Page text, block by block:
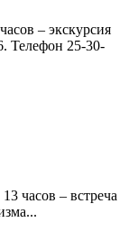
– экскурсия
Телефон 25-30-
часов – встреча